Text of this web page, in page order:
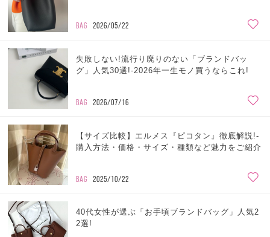
BAG 2026/05/22
失敗しない!流行り廃りのない「ブランドバッ
グ」人気30選!-2026年一生モノ買うならこれ!
BAG 2026/07/16
【サイズ比較】エルメス『ピコタン』徹底解説!-
購入方法・価格・サイズ・種類など魅力をご紹介
BAG 2025/10/22
40代女性が選ぶ「お手頃ブランドバッグ」人気2
2選!